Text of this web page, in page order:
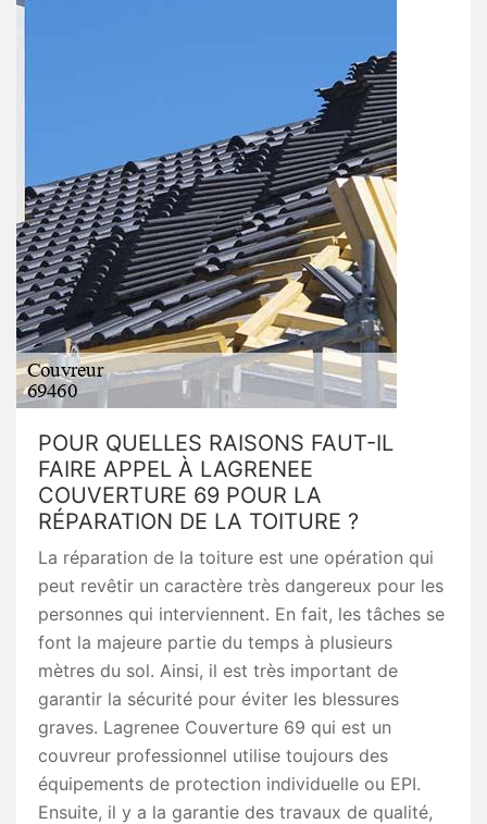
POUR QUELLES RAISONS FAUT-IL
FAIRE APPEL À LAGRENEE
COUVERTURE 69 POUR LA
RÉPARATION DE LA TOITURE ?
La réparation de la toiture est une opération qui
peut revêtir un caractère très dangereux pour les
personnes qui interviennent. En fait, les tâches se
font la majeure partie du temps à plusieurs
mètres du sol. Ainsi, il est très important de
garantir la sécurité pour éviter les blessures
graves. Lagrenee Couverture 69 qui est un
couvreur professionnel utilise toujours des
équipements de protection individuelle ou EPI.
Ensuite, il y a la garantie des travaux de qualité,